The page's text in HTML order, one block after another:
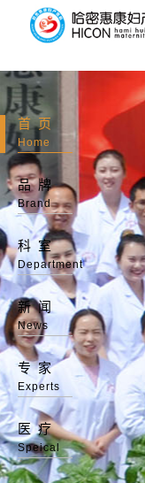
首页
Home
品牌
Brand
科室
Department
新闻
News
专家
Experts
医疗
Speical